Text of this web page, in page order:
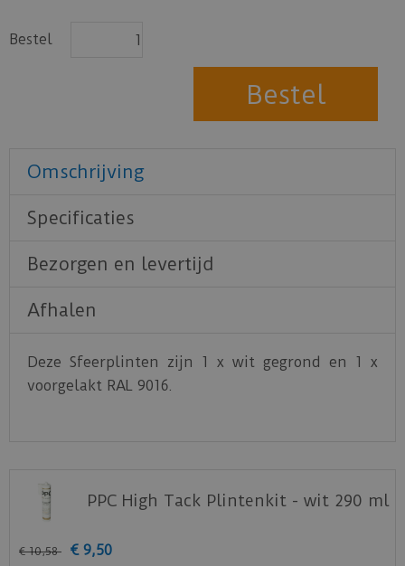
Bestel
Omschrijving
Specificaties
Bezorgen en levertijd
Afhalen
Deze Sfeerplinten zijn 1 x wit gegrond en 1 x
voorgelakt RAL 9016.
PPC High Tack Plintenkit - wit 290 ml
€ 10,58 € 9,50